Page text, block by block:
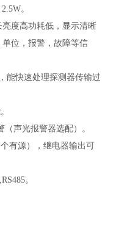
。
度高功耗低，显示清晰
位，报警，故障等信
能快速处理探测器传输过
声光报警器选配）。
有源），继电器输出可
。